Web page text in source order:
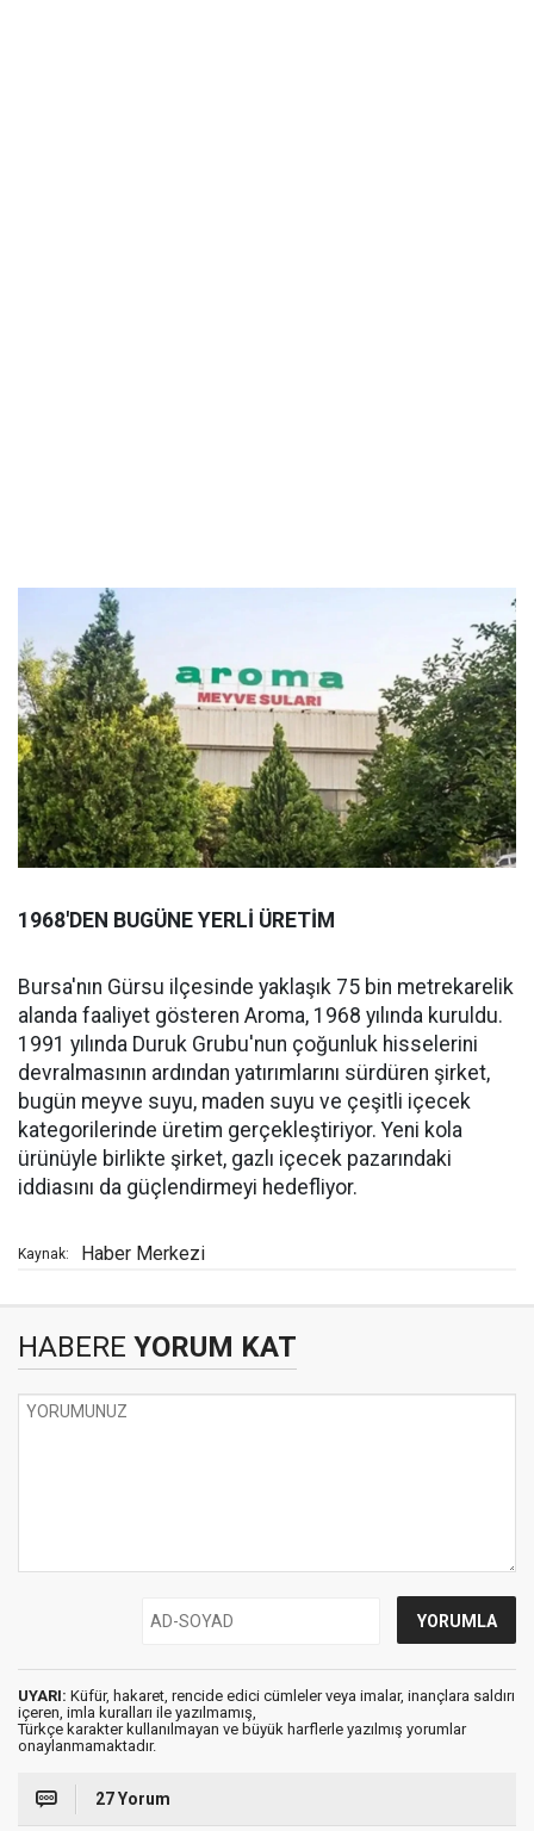
1968'DEN BUGÜNE YERLİ ÜRETİM
Bursa'nın Gürsu ilçesinde yaklaşık 75 bin metrekarelik
alanda faaliyet gösteren Aroma, 1968 yılında kuruldu.
1991 yılında Duruk Grubu'nun çoğunluk hisselerini
devralmasının ardından yatırımlarını sürdüren şirket,
bugün meyve suyu, maden suyu ve çeşitli içecek
kategorilerinde üretim gerçekleştiriyor. Yeni kola
ürünüyle birlikte şirket, gazlı içecek pazarındaki
iddiasını da güçlendirmeyi hedefliyor.
Kaynak: Haber Merkezi
HABERE YORUM KAT
UYARI: Küfür, hakaret, rencide edici cümleler veya imalar, inançlara saldırı
içeren, imla kuralları ile yazılmamış,
Türkçe karakter kullanılmayan ve büyük harflerle yazılmış yorumlar
onaylanmamaktadır.
27 Yorum